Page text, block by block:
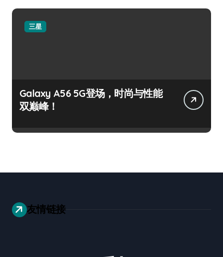
三星
Galaxy A56 5G登场，时尚与性能
双巅峰！
友情链接